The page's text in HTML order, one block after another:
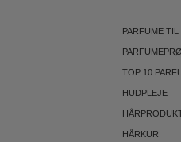
PARFUME TIL
TOP 10
HUDPLEJE
HÅRKUR